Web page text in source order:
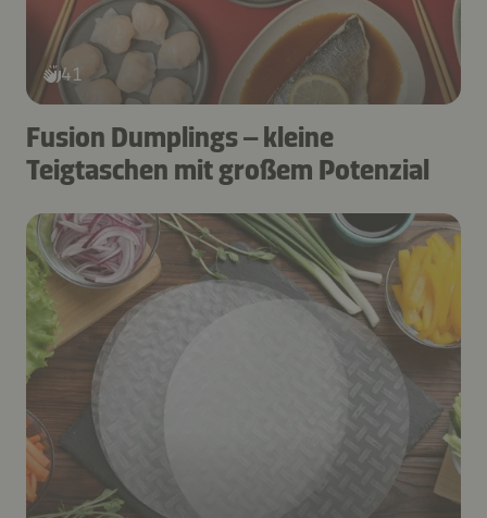
41
Fusion Dumplings – kleine
Teigtaschen mit großem Potenzial